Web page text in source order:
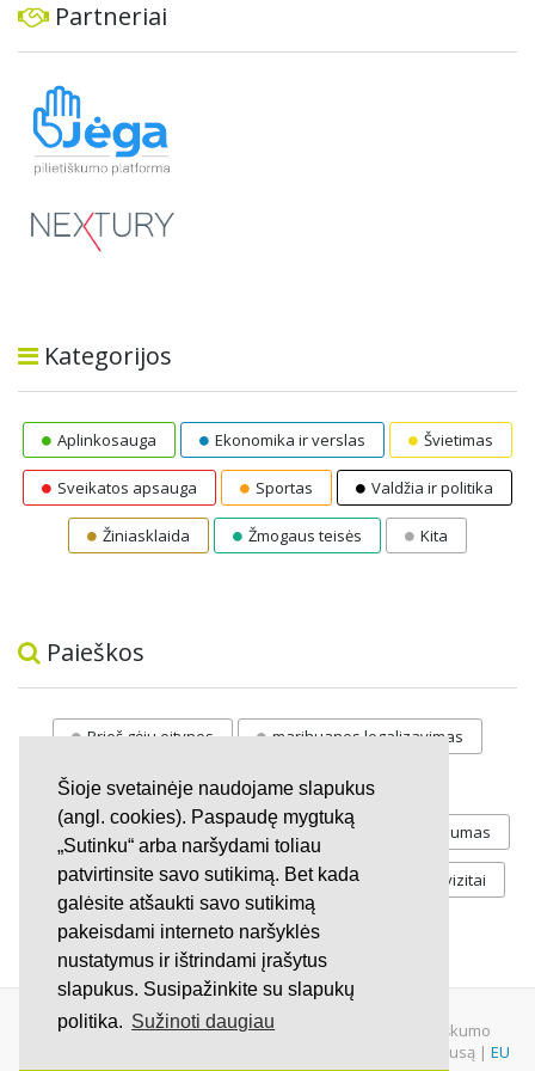
Šioje svetainėje naudojame slapukus
(angl. cookies). Paspaudę mygtuką
„Sutinku“ arba naršydami toliau
patvirtinsite savo sutikimą. Bet kada
galėsite atšaukti savo sutikimą
pakeisdami interneto naršyklės
nustatymus ir ištrindami įrašytus
slapukus. Susipažinkite su slapukų
politika. Sužinoti daugiau
Partneriai
Kategorijos
Aplinkosauga Ekonomika ir verslas Švietimas
Sveikatos apsauga Sportas Valdžia ir politika
Žiniasklaida Žmogaus teisės Kita
Paieškos
Prieš gėju eitynes marihuanos legalizavimas
STOP vaiku atemimas
Pilnos moksleivių vasaros atostogos referendumas
Keliu jaunystės Valandos Rekvizitai
Investicijos
© 2007 - 2026 Ne pelno siekianti organizacija VŠĮ "Pilietiškumo
platformos" į.k. 305719586. Įstaiga turi paramos gavėjo statusą | EU